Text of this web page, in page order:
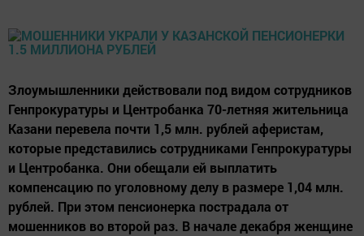
Злоумышленники действовали под видом сотрудников
Генпрокуратуры и Центробанка 70-летняя жительница
Казани перевела почти 1,5 млн. рублей аферистам,
которые представились сотрудниками Генпрокуратуры
и Центробанка. Они обещали ей выплатить
компенсацию по уголовному делу в размере 1,04 млн.
рублей. При этом пенсионерка пострадала от
мошенников во второй раз. В начале декабря женщине